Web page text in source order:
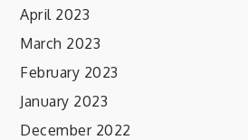
April 2023
March 2023
February 2023
January 2023
December 2022